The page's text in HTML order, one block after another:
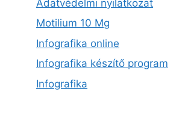
Adatvédelmi nyilatkozat
Motilium 10 Mg
Infografika online
Infografika készítő program
Infografika